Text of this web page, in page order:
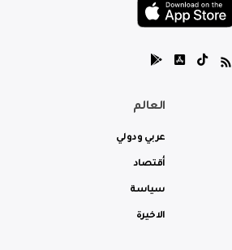
العالم
عربي ودولي
أقتصاد
سياسة
الاخيرة